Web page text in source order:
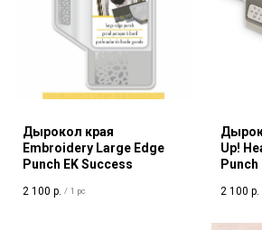
Дырокол края
Embroidery Large Edge
Punch EK Success
2 100 р. / 1 pc
Up!
Punch
2 100 р.